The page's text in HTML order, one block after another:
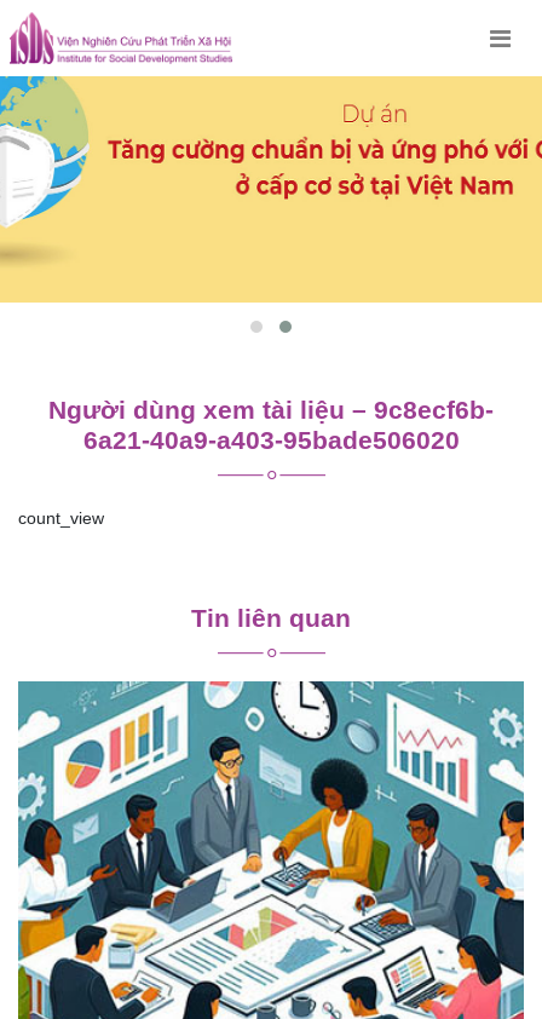
Skip
to
content
Người dùng xem tài liệu – 9c8ecf6b-
6a21-40a9-a403-95bade506020
count_view
viết
Tin liên quan